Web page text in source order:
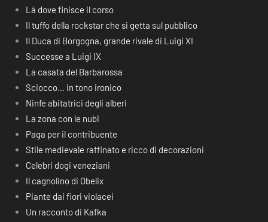
Là dove finisce il corso
Il tuffo della rockstar che si getta sul pubblico
Il Duca di Borgogna, grande rivale di Luigi XI
Successe a Luigi IX
La casata del Barbarossa
Sciocco… in tono ironico
Ninfe abitatrici degli alberi
La zona con le nubi
Paga per il contribuente
Stile medievale raffinato e ricco di decorazioni
Celebri dogi veneziani
Il cagnolino di Obelix
Piante dai fiori violacei
Un racconto di Kafka